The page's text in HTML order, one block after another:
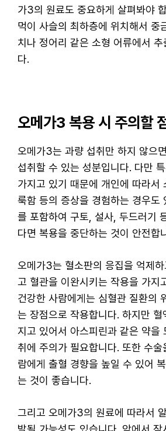
가3의 원료도 중요하게 살펴봐야
먹이 사슬의 최하층에 위치해서 중
치나 정어리 같은 소형 어류에서 추
다.
오메가3 복용 시 주의할
오메가3는 과량 섭취만 하지 않으
섭취할 수 있는 성분입니다. 다만
가지고 있기 때문에 개인에 따라서
룩함 등의 증상을 경험하는 경우도
를 포함하여 구토, 설사, 두드러기
다면 복용을 중단하는 것이 안전합
오메가3는 혈소판의 응집을 억제
고 혈관을 이완시키는 작용을 가지
건강한 사람에게는 심혈관 질환의
는 장점으로 작용합니다. 하지만
지고 있어서 아스피린과 같은 약을
취에 주의가 필요합니다. 또한 수
람에게 출혈 경향을 높일 수 있어
는 것이 좋습니다.
그리고 오메가3의 원료에 따라서